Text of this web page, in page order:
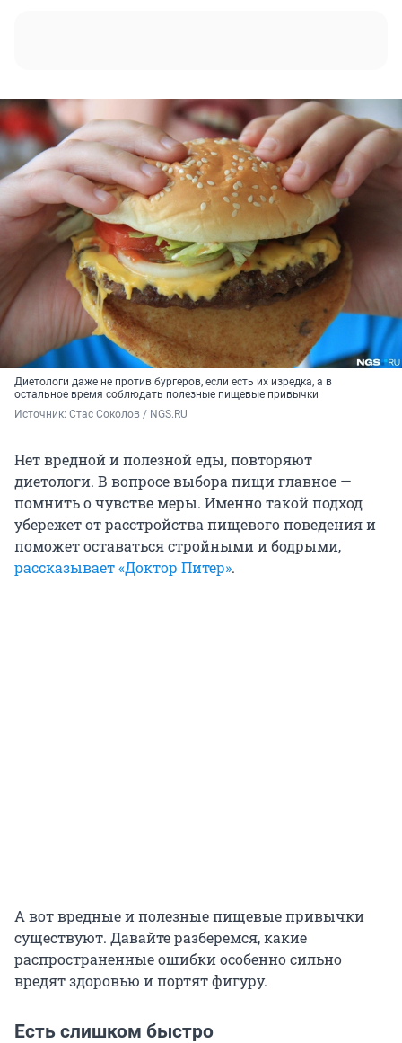
Диетологи даже не против бургеров, если есть их изредка, а в
остальное время соблюдать полезные пищевые привычки
Источник: Стас Соколов / NGS.RU
Нет вредной и полезной еды, повторяют
диетологи. В вопросе выбора пищи главное —
помнить о чувстве меры. Именно такой подход
убережет от расстройства пищевого поведения и
поможет оставаться стройными и бодрыми,
рассказывает «Доктор Питер».
А вот вредные и полезные пищевые привычки
существуют. Давайте разберемся, какие
распространенные ошибки особенно сильно
вредят здоровью и портят фигуру.
Есть слишком быстро